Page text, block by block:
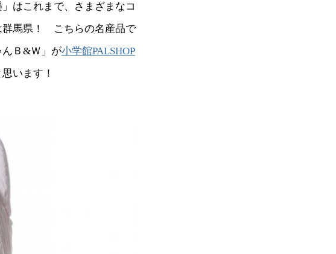
はこれまで、さまざまなコ
群馬県！ こちらの名産品で
んＢ&Ｗ」が小学館PALSHOP
います！